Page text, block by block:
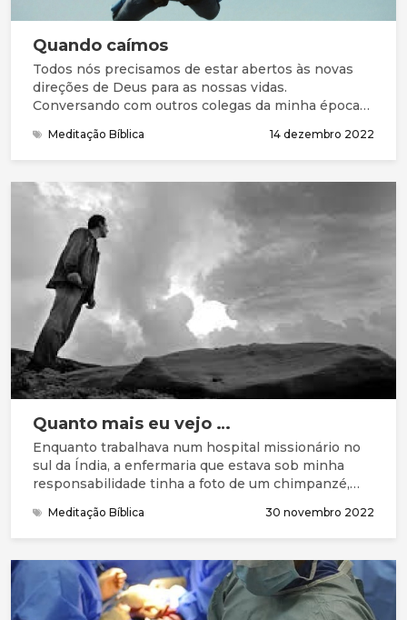
Quando caímos
Todos nós precisamos de estar abertos às novas
direções de Deus para as nossas vidas.
Conversando com outros colegas da minha época
profissional?” aparecia regularmente. É um tema
que tem estado no meu coração por algum tempo.
Estando aberto à possibilidade de mudança cinco
anos atrás, eu fiz uma oração perigosa: “Senhor,
torna-me mais significante nesta nação”.
Meditação Bíblica 14 dezembro 2022
Quanto mais eu vejo …
Enquanto trabalhava num hospital missionário no
sul da Índia, a enfermaria que estava sob minha
responsabilidade tinha a foto de um chimpanzé,
confuso”. Sendo jovem e “conhecedor”, não prestei
muita atenção a esse sábio ditado. Mas hoje quando
ouço políticos e líderes de organizações que se
dizem religiosos, mas que são hipócritas e que só
se servem a si mesmos, quando deveriam ser
diferentes
Meditação Bíblica 30 novembro 2022